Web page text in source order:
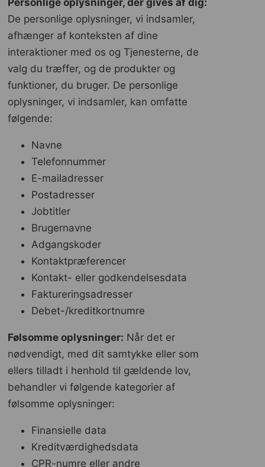
Personlige oplysninger, der gives af dig:
De personlige oplysninger, vi indsamler,
afhænger af konteksten af ​​dine
interaktioner med os og Tjenesterne, de
valg du træffer, og de produkter og
funktioner, du bruger. De personlige
oplysninger, vi indsamler, kan omfatte
følgende:
Navne
Telefonnummer
E-mailadresser
Postadresser
Jobtitler
Brugernavne
Adgangskoder
Kontaktpræferencer
Kontakt- eller godkendelsesdata
Faktureringsadresser
Debet-/kreditkortnumre
Følsomme oplysninger: Når det er
nødvendigt, med dit samtykke eller som
ellers tilladt i henhold til gældende lov,
behandler vi følgende kategorier af
følsomme oplysninger:
Finansielle data
Kreditværdighedsdata
CPR-numre eller andre